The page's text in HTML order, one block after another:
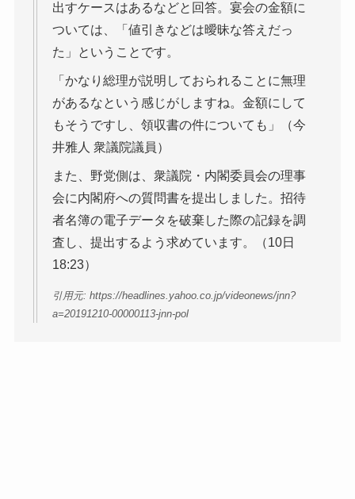
出すケースはあるなどと回答。宴会の金額に
ついては、「値引きなどは曖昧な答えだっ
た」ということです。
「かなり総理が説明しておられることに無理
があるなという感じがしますね。金額にして
もそうですし、領収書の件についても」（今
井雅人 衆議院議員）
また、野党側は、衆議院・内閣委員会の理事
会に内閣府への質問書を提出しました。招待
者名簿の電子データを破棄した際の記録を調
査し、提出するよう求めています。（10日
18:23）
引用元: https://headlines.yahoo.co.jp/videonews/jnn?
a=20191210-00000113-jnn-pol